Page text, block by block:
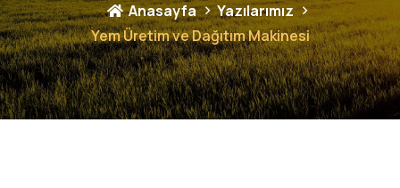
Anasayfa
Yazılarımız
Yem Üretim ve Dağıtım Makinesi